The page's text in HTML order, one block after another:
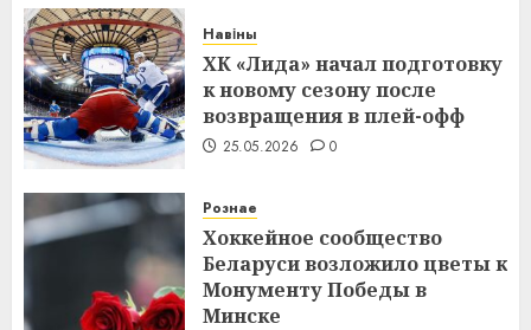
Навіны
ХК «Лида» начал подготовку
к новому сезону после
возвращения в плей-офф
25.05.2026 0
Рознае
Хоккейное сообщество
Беларуси возложило цветы к
Монументу Победы в
Минске